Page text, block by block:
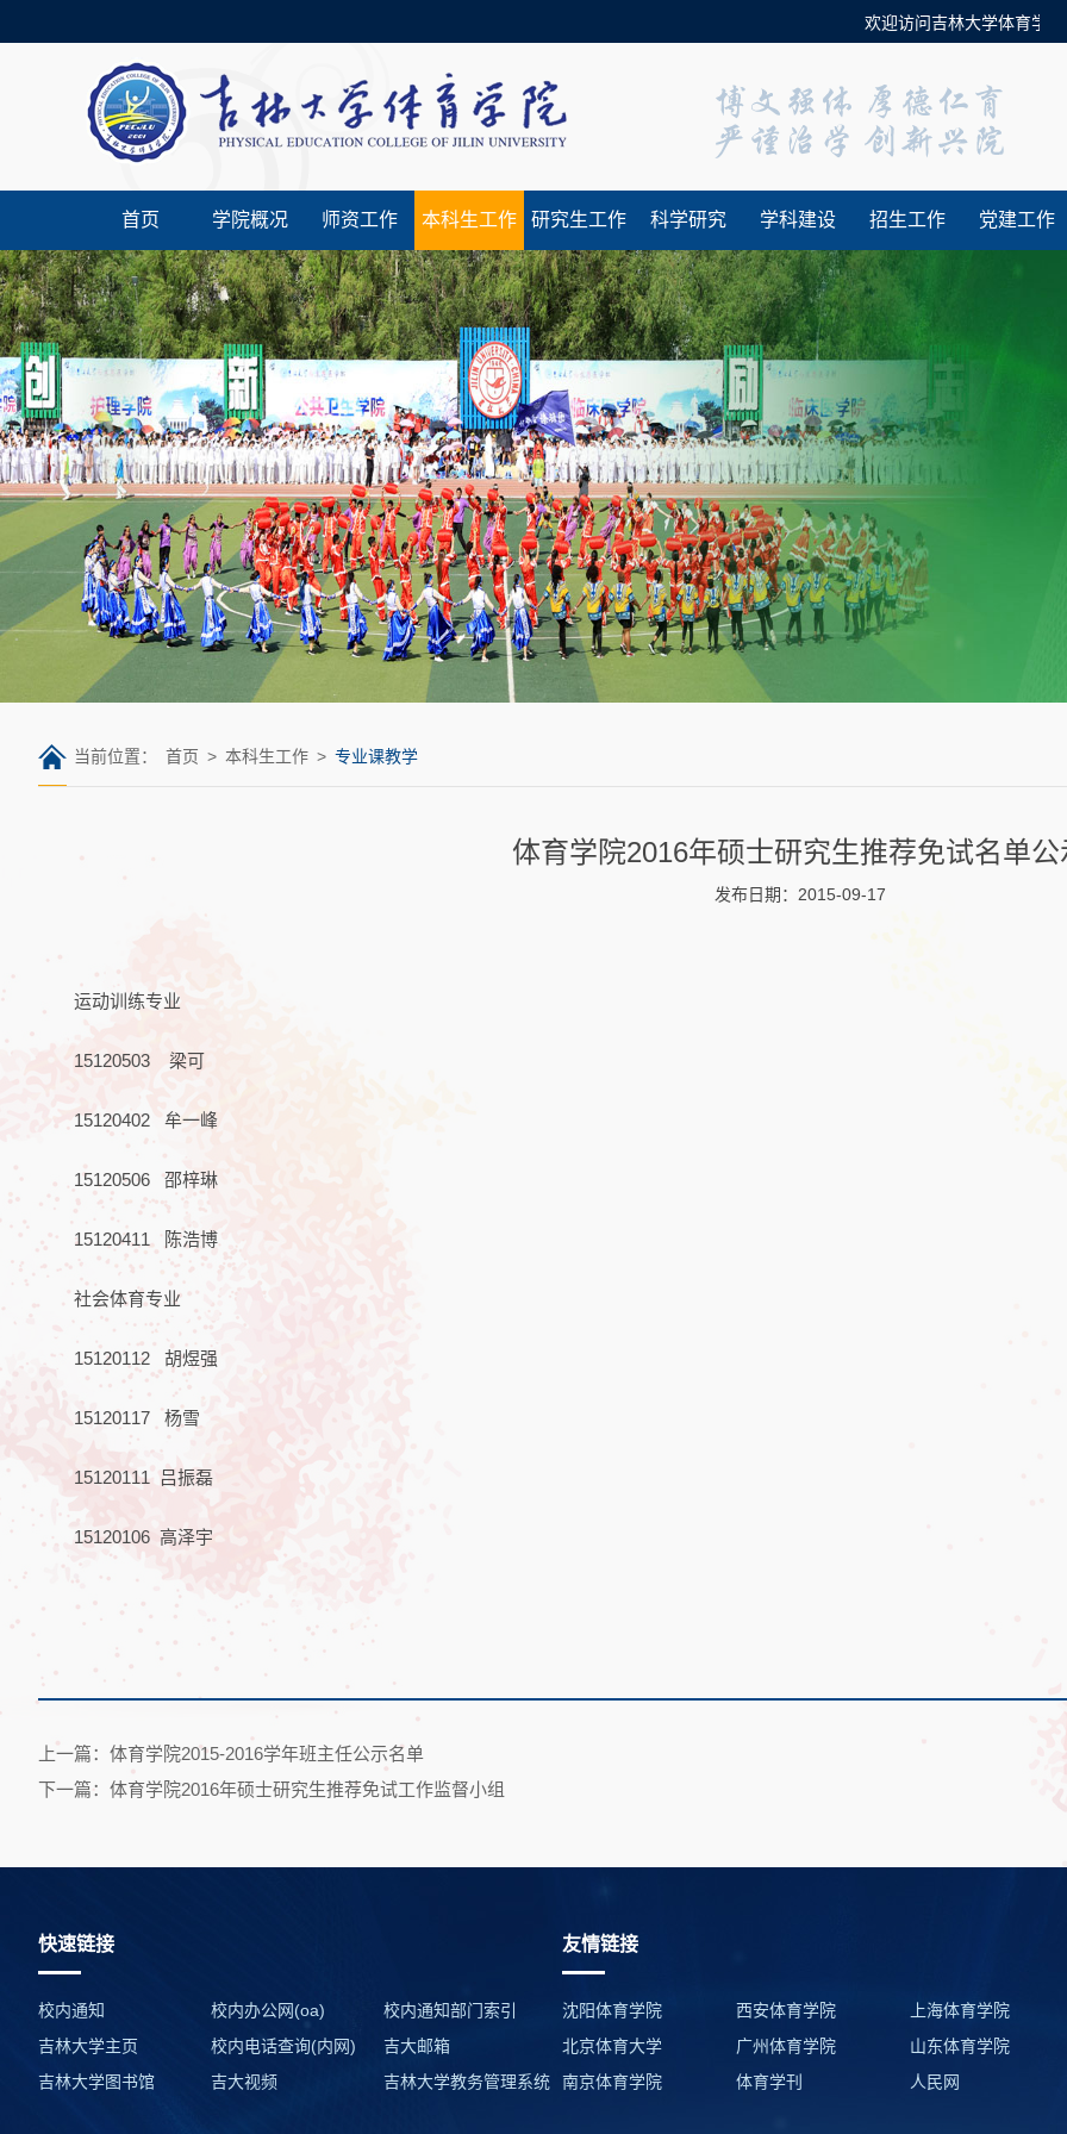
欢迎访问吉林大学体育学院官
首页 学院概况 师资工作 本科生工作 研究生工作 科学研究 学科建设 招生工作 党建工作
当前位置： 首页 > 本科生工作 > 专业课教学
体育学院2016年硕士研究生推荐免试名单公
发布日期：2015-09-17
运动训练专业
15120503 梁可
15120402 牟一峰
15120506 邵梓琳
15120411 陈浩博
社会体育专业
15120112 胡煜强
15120117 杨雪
15120111 吕振磊
15120106 高泽宇
上一篇：体育学院2015-2016学年班主任公示名单
下一篇：体育学院2016年硕士研究生推荐免试工作监督小组
快速链接
校内通知 校内办公网(oa)
校内通知部门索引
吉林大学主页
校内电话查询(内网)
吉大邮箱
吉林大学图书馆
吉大视频 吉林大学教务管理系统
友情链接
沈阳体育学院 西安体育学院
上海体育学院
北京体育大学
广州体育学院
山东体育学院
南京体育学院
体育学刊 人民网